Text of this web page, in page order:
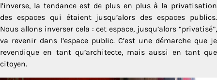
l’inverse, la tendance est de plus en plus à la privatisation
des espaces qui étaient jusqu’alors des espaces publics.
Nous allons inverser cela : cet espace, jusqu’alors “privatisé”,
va revenir dans l’espace public. C’est une démarche que je
revendique en tant qu’architecte, mais aussi en tant que
citoyen.